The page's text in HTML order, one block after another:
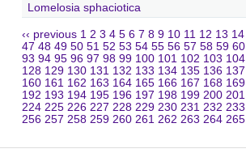
Lomelosia sphaciotica
‹‹ previous 1 2 3 4 5 6 7 8 9 10 11 12 13 14
47 48 49 50 51 52 53 54 55 56 57 58 59 60
93 94 95 96 97 98 99 100 101 102 103 104
128 129 130 131 132 133 134 135 136 137
160 161 162 163 164 165 166 167 168 169
192 193 194 195 196 197 198 199 200 201
224 225 226 227 228 229 230 231 232 233
256 257 258 259 260 261 262 263 264 265